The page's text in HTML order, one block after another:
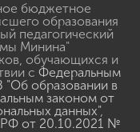
бюджетное
образования
педагогический
Минина"
обучающихся и
с Федеральным
образовании в
законом от
данных",
РФ от 20.10.2021 №